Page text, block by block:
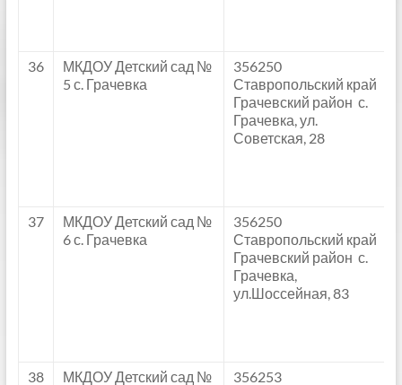
36
МКДОУ Детский сад №
5 с. Грачевка
356250
Ставропольский край
Грачевский район с.
Грачевка, ул.
Советская, 28
37
МКДОУ Детский сад №
6 с. Грачевка
356250
Ставропольский край
Грачевский район с.
Грачевка,
ул.Шоссейная, 83
38 МКДОУ Детский сад № 356253